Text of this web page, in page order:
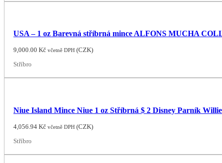
USA – 1 oz Barevná stříbrná mince ALFONS MUCHA
9,000.00Kč včetně DPH (CZK)
Stříbro
Niue Island Mince Niue 1 oz Stříbrná $ 2 Disney Parník
4,056.94Kč včetně DPH (CZK)
Stříbro